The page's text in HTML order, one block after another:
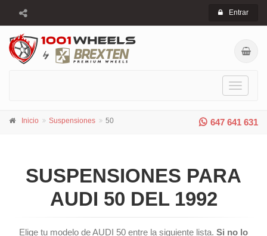
Entrar
Toggle
647 641 631
Inicio Suspensiones 50
SUSPENSIONES PARA
AUDI 50 DEL 1992
Elige tu modelo de AUDI 50 entre la siguiente lista. Si no lo